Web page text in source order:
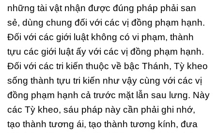
những tài vật nhận được đúng pháp phải san
sẻ, dùng chung đối với các vị đồng phạm hạnh.
Đối với các giới luật không có vi phạm, thành
tựu các giới luật ấy với các vị đồng phạm hạnh.
Đối với các tri kiến thuộc về bậc Thánh, Tỳ kheo
sống thành tựu tri kiến như vậy cùng với các vị
đồng phạm hạnh cả trước mặt lẫn sau lưng. Này
các Tỳ kheo, sáu pháp này cần phải ghi nhớ,
tạo thành tương ái, tạo thành tương kính, đưa